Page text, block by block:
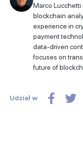
Marco Lucchetti
blockchain
experience in
payment
data-driven
focuses on
future of
Udział w